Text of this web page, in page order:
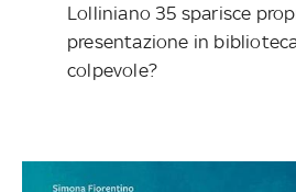
Lolliniano 35 sparisce
presentazione in
colpevole?